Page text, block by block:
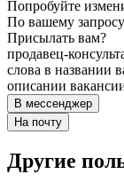
Попробуйте
По вашему
Присылать вам?
продавец-
слова в названии
описании
В мессенджер
На почту
Другие